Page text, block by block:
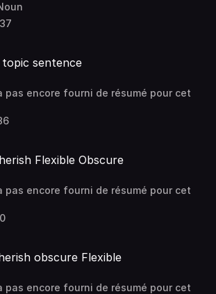
sentence
pas encore fourni de résumé pour cet
Flexible Obscure
pas encore fourni de résumé pour cet
obscure Flexible
pas encore fourni de résumé pour cet